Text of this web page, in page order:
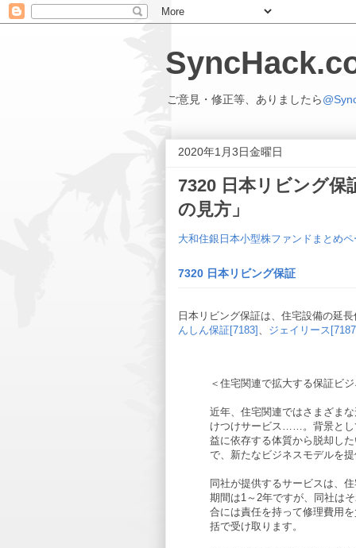
ご意見・修正等、ありましたら
2020年1月3日金曜日
7320 日本リビング保
の見方」
大和住銀日本小型株ファンドまとめペ
7320 日本リビング保証
日本リビング保証は、住宅設備の延
んしん保証[7183] 、 ジェイリース
＜住宅関連で拡大する保証ビ
近年、住宅関連ではさまざま
けつけサービス……。背景とし
益に依存する体質から脱却し
で、新たなビジネスモデルを
同社が提供するサービスは、
期間は1～2年ですが、同社は
合には責任を持って修理費用
括で受け取ります。